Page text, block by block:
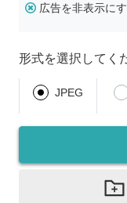
広告を非表示に
形式を選択してく
JPEG